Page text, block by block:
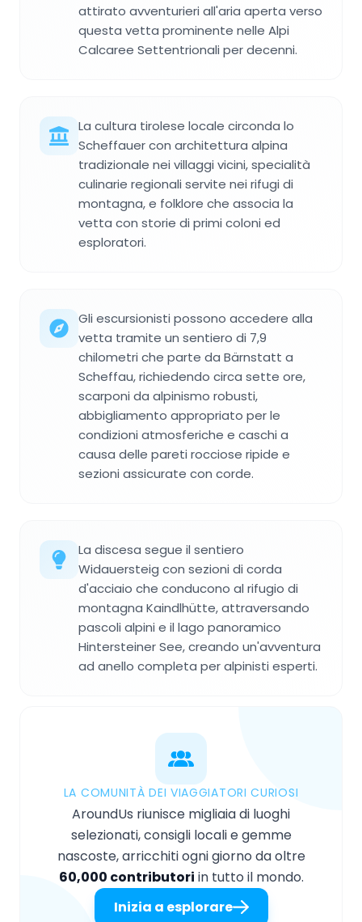
attirato avventurieri all'aria aperta verso
questa vetta prominente nelle Alpi
Calcaree Settentrionali per decenni.
La cultura tirolese locale circonda lo
Scheffauer con architettura alpina
tradizionale nei villaggi vicini, specialità
culinarie regionali servite nei rifugi di
montagna, e folklore che associa la
vetta con storie di primi coloni ed
esploratori.
Gli escursionisti possono accedere alla
vetta tramite un sentiero di 7,9
chilometri che parte da Bärnstatt a
Scheffau, richiedendo circa sette ore,
scarponi da alpinismo robusti,
abbigliamento appropriato per le
condizioni atmosferiche e caschi a
causa delle pareti rocciose ripide e
sezioni assicurate con corde.
La discesa segue il sentiero
Widauersteig con sezioni di corda
d'acciaio che conducono al rifugio di
montagna Kaindlhütte, attraversando
pascoli alpini e il lago panoramico
Hintersteiner See, creando un'avventura
ad anello completa per alpinisti esperti.
LA COMUNITÀ DEI VIAGGIATORI CURIOSI
AroundUs riunisce migliaia di luoghi
selezionati, consigli locali e gemme
nascoste, arricchiti ogni giorno da oltre
60,000 contributori in tutto il mondo.
Inizia a esplorare